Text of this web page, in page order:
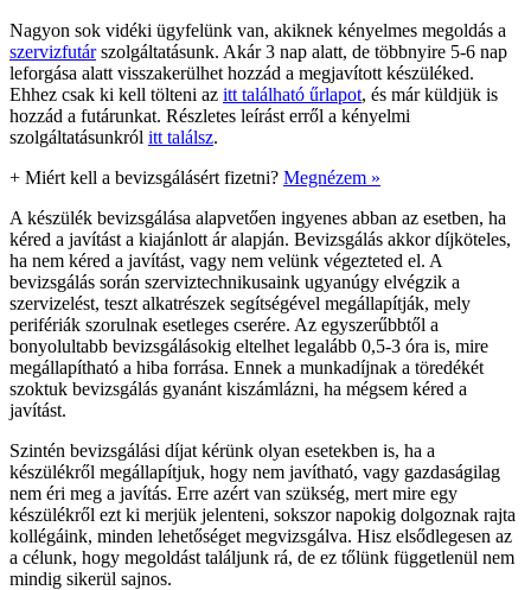
Nagyon sok vidéki ügyfelünk van, akiknek kényelmes megoldás a
szervizfutárszolgáltatásunk. Akár 3 nap alatt, de többnyire 5-6 nap
leforgása alatt visszakerülhet hozzád a megjavított készüléked.
Ehhez csak ki kell tölteni az itt található űrlapot, és már küldjük is
hozzád a futárunkat. Részletes leírást erről a kényelmi
szolgáltatásunkról itt találsz.
+ Miért kell a bevizsgálásért fizetni? Megnézem »
A készülék bevizsgálása alapvetően ingyenes abban az esetben, ha
kéred a javítást a kiajánlott ár alapján. Bevizsgálás akkor díjköteles,
ha nem kéred a javítást, vagy nem velünk végezteted el. A
bevizsgálás során szerviztechnikusaink ugyanúgy elvégzik a
szervizelést, teszt alkatrészek segítségével megállapítják, mely
perifériák szorulnak esetleges cserére. Az egyszerűbbtől a
bonyolultabb bevizsgálásokig eltelhet legalább 0,5-3 óra is, mire
megállapítható a hiba forrása. Ennek a munkadíjnak a töredékét
szoktuk bevizsgálás gyanánt kiszámlázni, ha mégsem kéred a
javítást.
Szintén bevizsgálási díjat kérünk olyan esetekben is, ha a
készülékről megállapítjuk, hogy nem javítható, vagy gazdaságilag
nem éri meg a javítás. Erre azért van szükség, mert mire egy
készülékről ezt ki merjük jelenteni, sokszor napokig dolgoznak rajta
kollégáink, minden lehetőséget megvizsgálva. Hisz elsődlegesen az
a célunk, hogy megoldást találjunk rá, de ez tőlünk függetlenül nem
mindig sikerül sajnos.